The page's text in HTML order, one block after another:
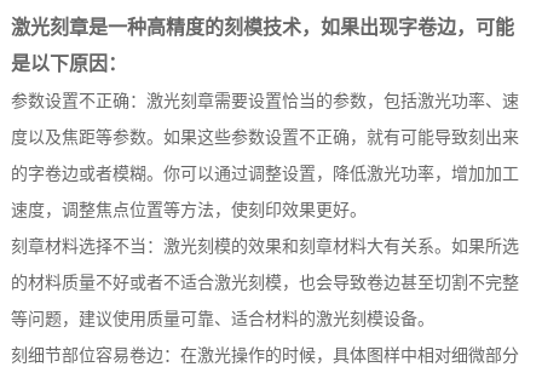
激光刻章是一种高精度的刻模技术，如果出现字卷边，可能
是以下原因：
参数设置不正确：激光刻章需要设置恰当的参数，包括激光功率、速
度以及焦距等参数。如果这些参数设置不正确，就有可能导致刻出来
的字卷边或者模糊。你可以通过调整设置，降低激光功率，增加加工
速度，调整焦点位置等方法，使刻印效果更好。
刻章材料选择不当：激光刻模的效果和刻章材料大有关系。如果所选
的材料质量不好或者不适合激光刻模，也会导致卷边甚至切割不完整
等问题，建议使用质量可靠、适合材料的激光刻模设备。
刻细节部位容易卷边：在激光操作的时候，具体图样中相对细微部分